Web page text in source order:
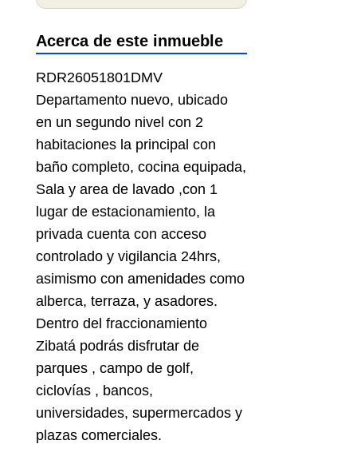
Acerca de este inmueble
RDR26051801DMV
Departamento nuevo, ubicado
en un segundo nivel con 2
habitaciones la principal con
baño completo, cocina equipada,
Sala y area de lavado ,con 1
lugar de estacionamiento, la
privada cuenta con acceso
controlado y vigilancia 24hrs,
asimismo con amenidades como
alberca, terraza, y asadores.
Dentro del fraccionamiento
Zibatá podrás disfrutar de
parques , campo de golf,
ciclovías , bancos,
universidades, supermercados y
plazas comerciales.